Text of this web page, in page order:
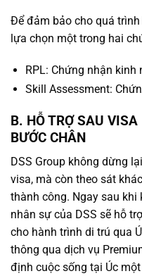
Để đảm bảo cho quá
lựa chọn một trong hai
RPL: Chứng nhận
Skill Assessment:
B. HỖ TRỢ SAU
BƯỚC CHÂN
DSS Group không dừng
visa, mà còn theo sát
thành công. Ngay sau khi
nhân sự của DSS sẽ hỗ
cho hành trình di trú qua
thông qua dịch vụ
định cuộc sống tại Úc